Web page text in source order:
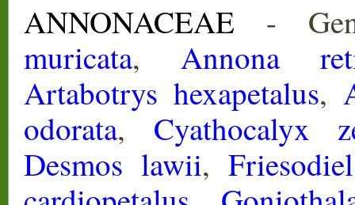
ANNONACEAE -
muricata, Annona
Artabotrys hexapetalus,
odorata, Cyathocalyx
Desmos lawii,